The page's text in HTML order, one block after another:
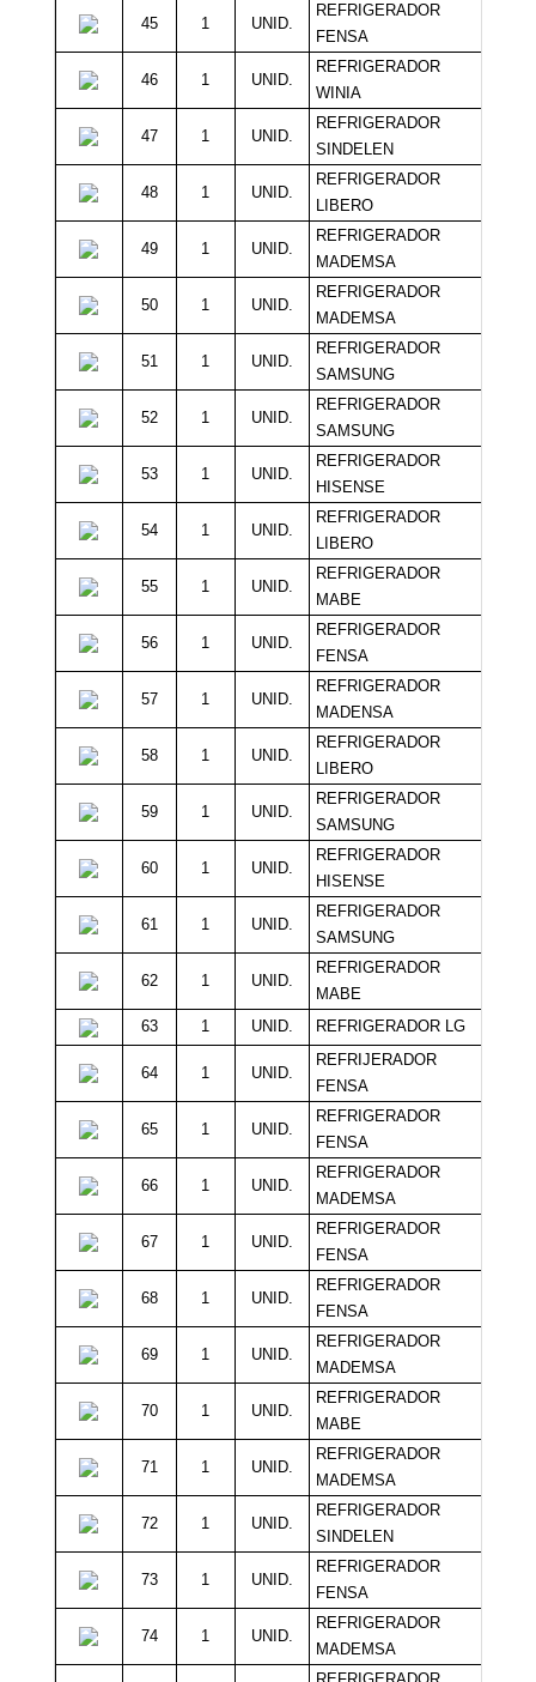
45 1 UNID.
REFRIGERADOR
FENSA
46 1 UNID.
REFRIGERADOR
WINIA
47 1 UNID.
REFRIGERADOR
SINDELEN
48 1 UNID.
REFRIGERADOR
LIBERO
49 1 UNID.
REFRIGERADOR
MADEMSA
50 1 UNID.
REFRIGERADOR
MADEMSA
51 1 UNID.
REFRIGERADOR
SAMSUNG
52 1 UNID.
REFRIGERADOR
SAMSUNG
53 1 UNID.
REFRIGERADOR
HISENSE
54 1 UNID.
REFRIGERADOR
LIBERO
55 1 UNID.
REFRIGERADOR
MABE
56 1 UNID.
REFRIGERADOR
FENSA
57 1 UNID.
REFRIGERADOR
MADENSA
58 1 UNID.
REFRIGERADOR
LIBERO
59 1 UNID.
REFRIGERADOR
SAMSUNG
60 1 UNID.
REFRIGERADOR
HISENSE
61 1 UNID.
REFRIGERADOR
SAMSUNG
62 1 UNID.
REFRIGERADOR
MABE
63 1 UNID. REFRIGERADOR LG
64 1 UNID.
REFRIJERADOR
FENSA
65 1 UNID.
REFRIGERADOR
FENSA
66 1 UNID.
REFRIGERADOR
MADEMSA
67 1 UNID.
REFRIGERADOR
FENSA
68 1 UNID.
REFRIGERADOR
FENSA
69 1 UNID.
REFRIGERADOR
MADEMSA
70 1 UNID.
REFRIGERADOR
MABE
71 1 UNID.
REFRIGERADOR
MADEMSA
72 1 UNID.
REFRIGERADOR
SINDELEN
73 1 UNID.
REFRIGERADOR
FENSA
74 1 UNID.
REFRIGERADOR
MADEMSA